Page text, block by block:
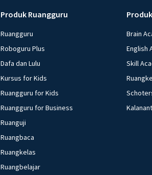
Produk Ruangguru
Ruangguru
Roboguru Plus
Dafa dan Lulu
Kursus for Kids
Ruangguru for Kids
Ruangguru for Business
Ruanguji
Ruangbaca
Ruangkelas
Ruangbelajar
Brain
English
Skill